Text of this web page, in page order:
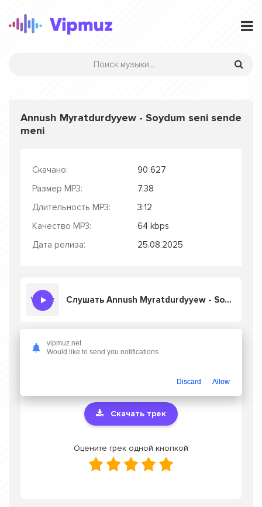
Annush Myratdurdyyew - Soydum seni sende
meni
Скачано:
90 627
Размер MP3:
7.38
Длительность MP3:
3:12
Качество MP3:
64 kbps
Дата релиза:
25.08.2025
Слушать Annush Myratdurdyyew - Soydum seni sende meni
Скачать песню Annush Myratdurdyyew -
Скачать трек
Оцените трек одной кнопкой
vipmuz.net
Would like to send you notifications
Discard Allow